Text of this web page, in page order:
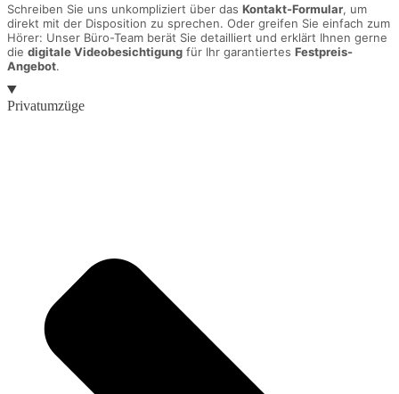
Schreiben Sie uns unkompliziert über das Kontakt-Formular, um
direkt mit der Disposition zu sprechen. Oder greifen Sie einfach zum
Hörer: Unser Büro-Team berät Sie detailliert und erklärt Ihnen gerne
die digitale Videobesichtigung für Ihr garantiertes Festpreis-
Angebot.
Privatumzüge